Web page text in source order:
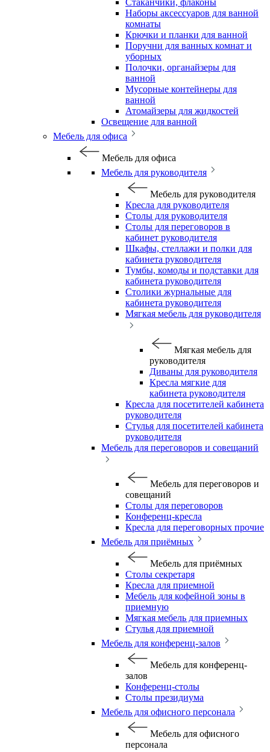
Стаканчики, флаконы
Наборы аксессуаров для ванной
комнаты
Крючки и планки для ванной
Поручни для ванных комнат и
уборных
Полочки, органайзеры для
ванной
Мусорные контейнеры для
ванной
Атомайзеры для жидкостей
Освещение для ванной
Мебель для офиса
Мебель для офиса
Мебель для руководителя
Мебель для руководителя
Кресла для руководителя
Столы для руководителя
Столы для переговоров в
кабинет руководителя
Шкафы, стеллажи и полки для
кабинета руководителя
Тумбы, комоды и подставки для
кабинета руководителя
Столики журнальные для
кабинета руководителя
Мягкая мебель для руководителя
Мягкая мебель для
руководителя
Диваны для руководителя
Кресла мягкие для
кабинета руководителя
Кресла для посетителей кабинета
руководителя
Стулья для посетителей кабинета
руководителя
Мебель для переговоров и совещаний
Мебель для переговоров и
совещаний
Столы для переговоров
Конференц-кресла
Кресла для переговорных прочие
Мебель для приёмных
Мебель для приёмных
Столы секретаря
Кресла для приемной
Мебель для кофейной зоны в
приемную
Мягкая мебель для приемных
Стулья для приемной
Мебель для конференц-залов
Мебель для конференц-
залов
Конференц-столы
Столы президиума
Мебель для офисного персонала
Мебель для офисного
персонала